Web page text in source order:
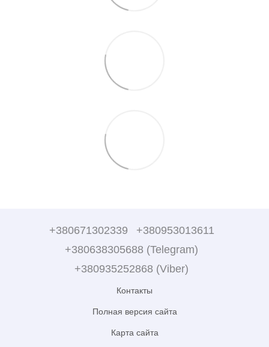
+380671302339
+380953013611
+380638305688 (Telegram)
+380935252868 (Viber)
Контакты
Полная версия сайта
Карта сайта